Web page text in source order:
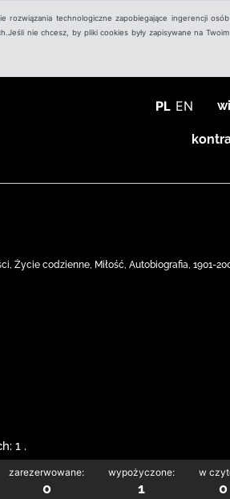
technologiczne zapobiegające ingerencji osób
nie chcesz, by pliki cookies były zapisywane na Twoim
PL EN
Życie codzienne, Miłość, Autobiografia, 1901-
1 .
zarezerwowane:
0
wypożyczone:
1
w
0